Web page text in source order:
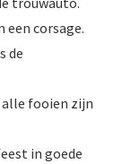
een corsage.
de
fooien zijn
in goede